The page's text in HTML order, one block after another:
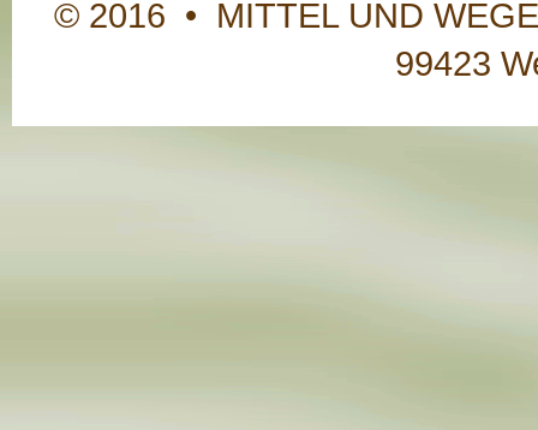
© 2016 • MITTEL UND
99423